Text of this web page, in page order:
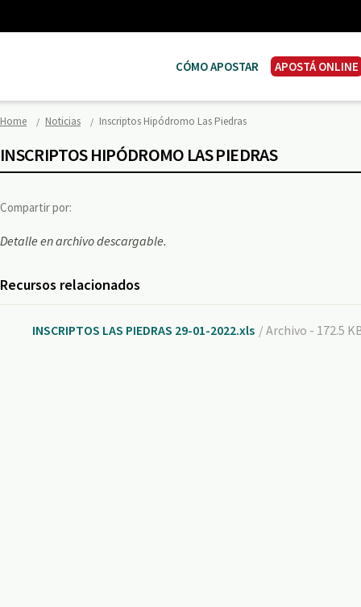
CÓMO APOSTAR APOSTÁ ONLINE
Home Noticias Inscriptos Hipódromo Las Piedras
INSCRIPTOS HIPÓDROMO LAS PIEDRAS
Compartir por:
Detalle en archivo descargable.
Recursos relacionados
INSCRIPTOS LAS PIEDRAS 29-01-2022.xls / Archivo - 172.5